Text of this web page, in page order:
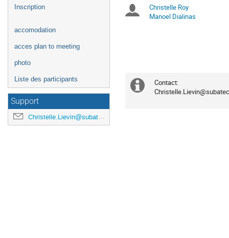
Inscription
accomodation
acces plan to meeting
photo
Liste des participants
Support
Christelle.Lievin@subatech.in2p3.fr
sont
en
Présidents
Christelle Roy
Manoel Dialinas
Information
Contact: